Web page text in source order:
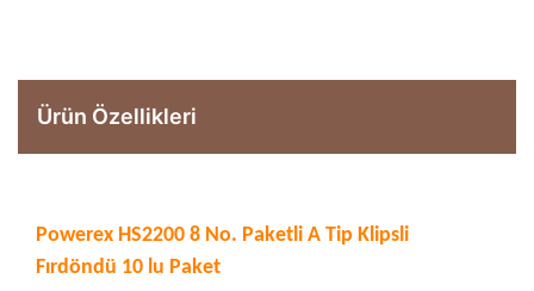
Ürün Özellikleri
Powerex HS2200 8 No. Paketli A Tip Klipsli
Fırdöndü 10 lu Paket